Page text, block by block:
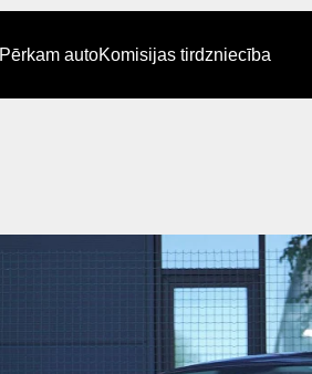
Pērkam autoKomisijas tirdzniecība